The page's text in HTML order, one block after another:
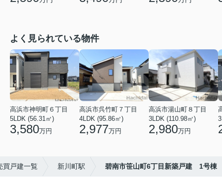
よく見られている物件
高浜市神明町６丁目
5LDK (56.31㎡)
3,580万円
高浜市呉竹町７丁目
4LDK (95.86㎡)
2,977万円
高浜市湯山町８丁目
3LDK (110.98㎡)
2,980万円
買戸建一覧 新川町駅 碧南市笹山町6丁目新築戸建 1号棟